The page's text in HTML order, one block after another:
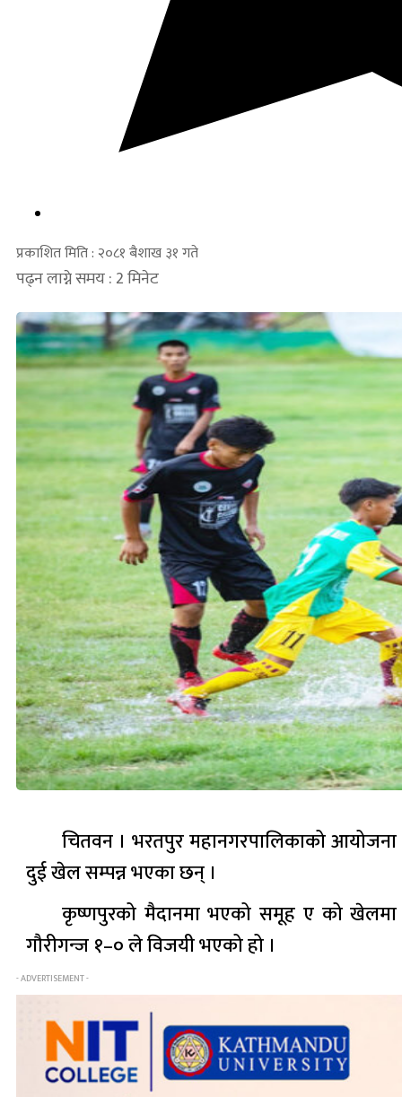
प्रकाशित मिति : २०८१ बैशाख ३१ गते
पढ्न लाग्ने समय : 2 मिनेट
चितवन । भरतपुर महानगरपालिकाको
दुई खेल सम्पन्न भएका छन् ।
कृष्णपुरको मैदानमा भएको समूह ए को खेलमा
गौरीगन्ज १–० ले विजयी भएको हो ।
- ADVERTISEMENT -